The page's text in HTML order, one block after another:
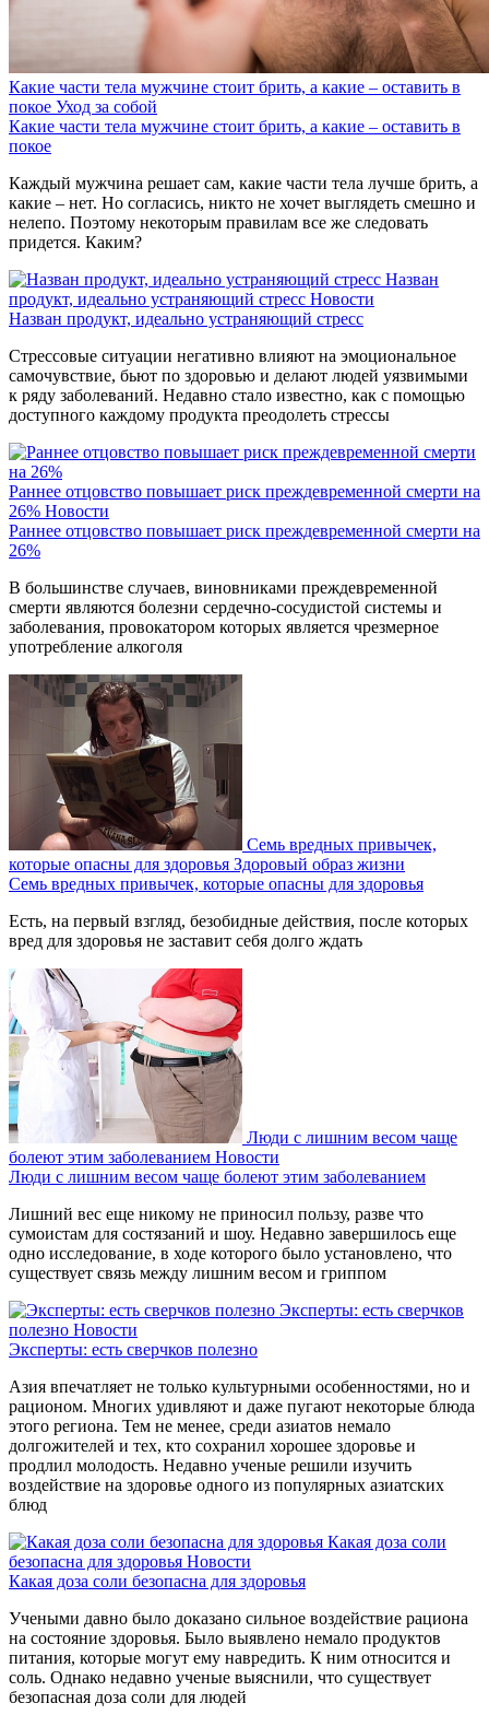
Какие части тела мужчине стоит брить, а какие – оставить в
покое Уход за собой
Какие части тела мужчине стоит брить, а какие – оставить в
покое
Каждый мужчина решает сам, какие части тела лучше брить, а
какие – нет. Но согласись, никто не хочет выглядеть смешно и
нелепо. Поэтому некоторым правилам все же следовать
придется. Каким?
Назван
продукт, идеально устраняющий стресс Новости
Назван продукт, идеально устраняющий стресс
Стрессовые ситуации негативно влияют на эмоциональное
самочувствие, бьют по здоровью и делают людей уязвимыми
к ряду заболеваний. Недавно стало известно, как с помощью
доступного каждому продукта преодолеть стрессы
Раннее отцовство повышает риск преждевременной смерти на
26% Новости
Раннее отцовство повышает риск преждевременной смерти на
26%
В большинстве случаев, виновниками преждевременной
смерти являются болезни сердечно-сосудистой системы и
заболевания, провокатором которых является чрезмерное
употребление алкоголя
Семь вредных привычек,
которые опасны для здоровья Здоровый образ жизни
Семь вредных привычек, которые опасны для здоровья
Есть, на первый взгляд, безобидные действия, после которых
вред для здоровья не заставит себя долго ждать
Люди с лишним весом чаще
болеют этим заболеванием Новости
Люди с лишним весом чаще болеют этим заболеванием
Лишний вес еще никому не приносил пользу, разве что
сумоистам для состязаний и шоу. Недавно завершилось еще
одно исследование, в ходе которого было установлено, что
существует связь между лишним весом и гриппом
Эксперты: есть сверчков
полезно Новости
Эксперты: есть сверчков полезно
Азия впечатляет не только культурными особенностями, но и
рационом. Многих удивляют и даже пугают некоторые блюда
этого региона. Тем не менее, среди азиатов немало
долгожителей и тех, кто сохранил хорошее здоровье и
продлил молодость. Недавно ученые решили изучить
воздействие на здоровье одного из популярных азиатских
блюд
Какая доза соли
безопасна для здоровья Новости
Какая доза соли безопасна для здоровья
Учеными давно было доказано сильное воздействие рациона
на состояние здоровья. Было выявлено немало продуктов
питания, которые могут ему навредить. К ним относится и
соль. Однако недавно ученые выяснили, что существует
безопасная доза соли для людей